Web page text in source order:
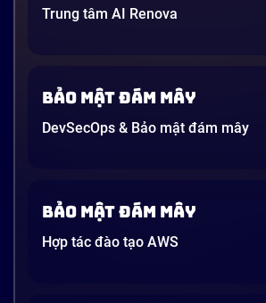
Trung tâm AI Renova
Bảo mật đám mây
DevSecOps & Bảo mật đám mây
Bảo mật đám mây
Hợp tác đào tạo AWS